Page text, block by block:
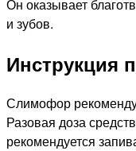
Он оказывает
и зубов.
Инструкция
Слимофор
Разовая доза
рекомендуется